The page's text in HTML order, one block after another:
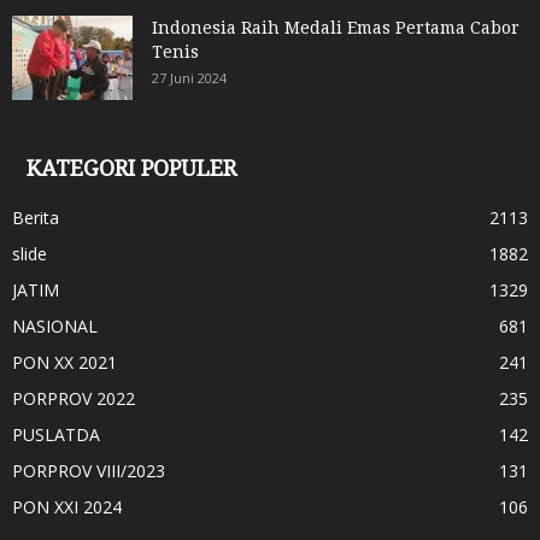
Indonesia Raih Medali Emas Pertama Cabor
Tenis
27 Juni 2024
KATEGORI POPULER
Berita
2113
slide
1882
JATIM
1329
NASIONAL
681
PON XX 2021
241
PORPROV 2022
235
PUSLATDA
142
PORPROV VIII/2023
131
PON XXI 2024
106